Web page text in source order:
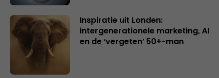
Inspiratie uit Londen:
intergenerationele marketing, AI
en de ‘vergeten’ 50+-man